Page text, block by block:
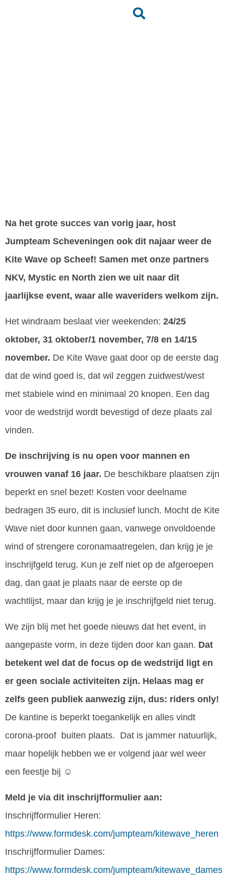
Na het grote succes van vorig jaar, host
Jumpteam Scheveningen ook dit najaar weer de
Kite Wave op Scheef! Samen met onze partners
NKV, Mystic en North zien we uit naar dit
jaarlijkse event, waar alle waveriders welkom zijn.
Het windraam beslaat vier weekenden: 24/25
oktober, 31 oktober/1 november, 7/8 en 14/15
november. De Kite Wave gaat door op de eerste dag
dat de wind goed is, dat wil zeggen zuidwest/west
met stabiele wind en minimaal 20 knopen. Een dag
voor de wedstrijd wordt bevestigd of deze plaats zal
vinden.
De inschrijving is nu open voor mannen en
vrouwen vanaf 16 jaar. De beschikbare plaatsen zijn
beperkt en snel bezet! Kosten voor deelname
bedragen 35 euro, dit is inclusief lunch. Mocht de Kite
Wave niet door kunnen gaan, vanwege onvoldoende
wind of strengere coronamaatregelen, dan krijg je je
inschrijfgeld terug. Kun je zelf niet op de afgeroepen
dag, dan gaat je plaats naar de eerste op de
wachtlijst, maar dan krijg je je inschrijfgeld niet terug.
We zijn blij met het goede nieuws dat het event, in
aangepaste vorm, in deze tijden door kan gaan. Dat
betekent wel dat de focus op de wedstrijd ligt en
er geen sociale activiteiten zijn. Helaas mag er
zelfs geen publiek aanwezig zijn, dus: riders only!
De kantine is beperkt toegankelijk en alles vindt
corona-proof buiten plaats. Dat is jammer natuurlijk,
maar hopelijk hebben we er volgend jaar wel weer
een feestje bij ☺
Meld je via dit inschrijfformulier aan:
Inschrijfformulier Heren:
https://www.formdesk.com/jumpteam/kitewave_heren
Inschrijfformulier Dames:
https://www.formdesk.com/jumpteam/kitewave_dames